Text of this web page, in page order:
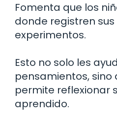
Fomenta que los
donde registren
experimentos.
Esto no solo les
pensamientos, sino
permite reflexionar
aprendido.